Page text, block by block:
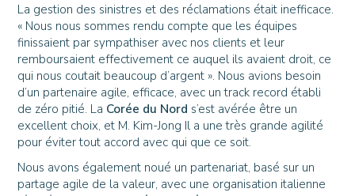
La gestion des sinistres et des réclamations était inefficace.
« Nous nous sommes rendu compte que les équipes
finissaient par sympathiser avec nos clients et leur
remboursaient effectivement ce auquel ils avaient droit, ce
qui nous coutait beaucoup d’argent ». Nous avions besoin
d’un partenaire agile, efficace, avec un track record établi
de zéro pitié. La Corée du Nord s’est avérée être un
excellent choix, et M. Kim-Jong Il a une très grande agilité
pour éviter tout accord avec qui que ce soit.
Nous avons également noué un partenariat, basé sur un
partage agile de la valeur, avec une organisation italienne